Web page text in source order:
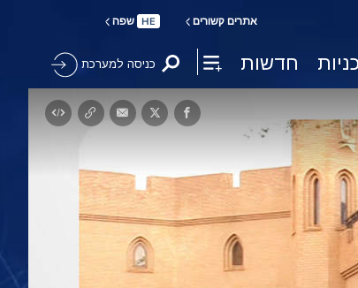
אתרים קשורים HE שפה
חדשות כניסה למערכת